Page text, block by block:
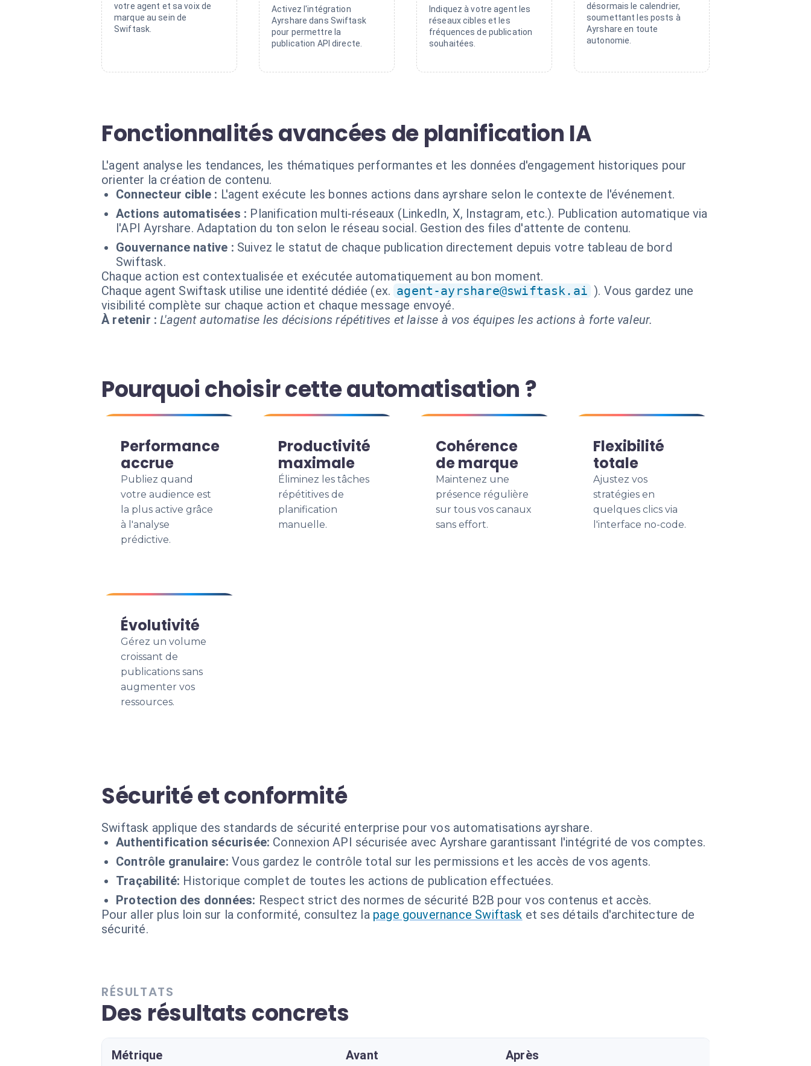
votre agent et sa voix de
marque au sein de
Swiftask.
Activez l'intégration
Ayrshare dans Swiftask
pour permettre la
publication API directe.
Indiquez à votre agent les
réseaux cibles et les
fréquences de publication
souhaitées.
désormais le calendrier,
soumettant les posts à
Ayrshare en toute
autonomie.
Fonctionnalités avancées de planification IA
L'agent analyse les tendances, les thématiques performantes et les données d'engagement historiques pour
orienter la création de contenu.
Connecteur cible : L'agent exécute les bonnes actions dans ayrshare selon le contexte de l'événement.
Actions automatisées : Planification multi-réseaux (LinkedIn, X, Instagram, etc.). Publication automatique via
l'API Ayrshare. Adaptation du ton selon le réseau social. Gestion des files d'attente de contenu.
Gouvernance native : Suivez le statut de chaque publication directement depuis votre tableau de bord
Swiftask.
Chaque action est contextualisée et exécutée automatiquement au bon moment.
Chaque agent Swiftask utilise une identité dédiée (ex. agent-ayrshare@swiftask.ai ). Vous gardez une
visibilité complète sur chaque action et chaque message envoyé.
À retenir : L'agent automatise les décisions répétitives et laisse à vos équipes les actions à forte valeur.
Pourquoi choisir cette automatisation ?
Performance
accrue
Publiez quand
votre audience est
la plus active grâce
à l'analyse
prédictive.
Productivité
maximale
Éliminez les tâches
répétitives de
planification
manuelle.
Cohérence
de marque
Maintenez une
présence régulière
sur tous vos canaux
sans effort.
Flexibilité
totale
Ajustez vos
stratégies en
quelques clics via
l'interface no-code.
Évolutivité
Gérez un volume
croissant de
publications sans
augmenter vos
ressources.
Sécurité et conformité
Swiftask applique des standards de sécurité enterprise pour vos automatisations ayrshare.
Authentification sécurisée: Connexion API sécurisée avec Ayrshare garantissant l'intégrité de vos comptes.
Contrôle granulaire: Vous gardez le contrôle total sur les permissions et les accès de vos agents.
Traçabilité: Historique complet de toutes les actions de publication effectuées.
Protection des données: Respect strict des normes de sécurité B2B pour vos contenus et accès.
Pour aller plus loin sur la conformité, consultez la page gouvernance Swiftask et ses détails d'architecture de
sécurité.
RÉSULTATS
Des résultats concrets
Métrique Avant Après